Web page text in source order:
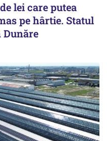
lei care putea
pe hârtie. Statul
Dunăre